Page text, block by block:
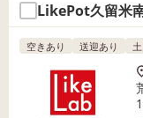
LikePot久留米
空きあり 送迎あり